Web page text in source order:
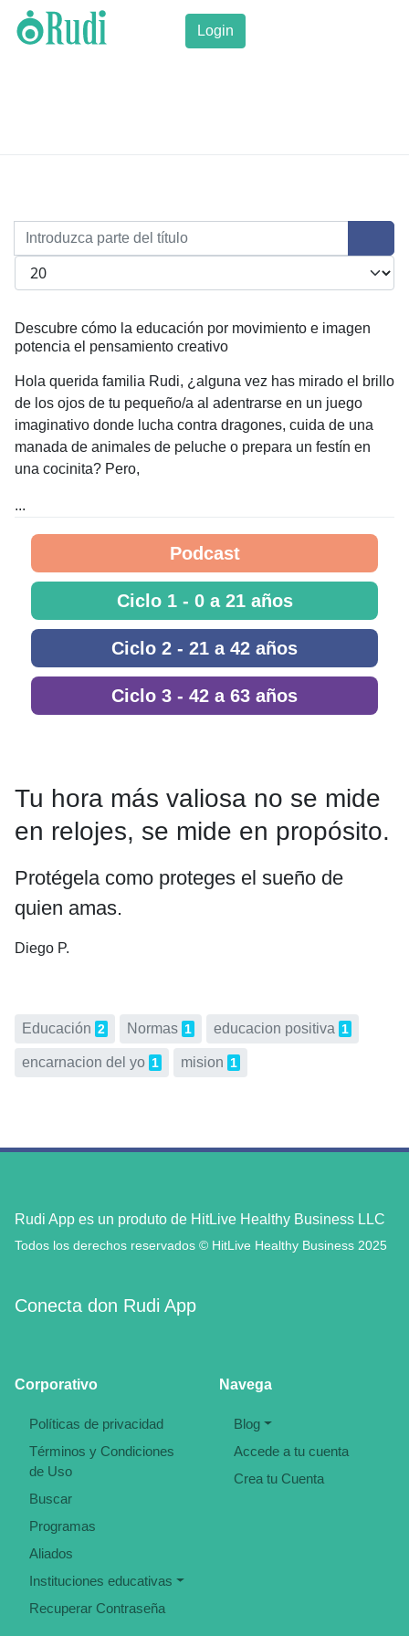
Login
Introduzca parte del título
Cantidad a mostrar
Descubre cómo la educación por movimiento e imagen
potencia el pensamiento creativo
Hola querida familia Rudi, ¿alguna vez has mirado el brillo
de los ojos de tu pequeño/a al adentrarse en un juego
imaginativo donde lucha contra dragones, cuida de una
manada de animales de peluche o prepara un festín en
una cocinita? Pero,
...
Podcast
Ciclo 1 - 0 a 21 años
Ciclo 2 - 21 a 42 años
Ciclo 3 - 42 a 63 años
Tu hora más valiosa no se mide
en relojes, se mide en propósito.
Protégela como proteges el sueño de
quien amas.
Diego P.
Educación 2 Normas 1 educacion positiva 1
encarnacion del yo 1 mision 1
Rudi App es un produto de HitLive Healthy Business LLC
Todos los derechos reservados © HitLive Healthy Business 2025
Conecta don Rudi App
Corporativo
Políticas de privacidad
Términos y Condiciones
de Uso
Buscar
Programas
Aliados
Instituciones educativas
Recuperar Contraseña
Navega
Blog
Accede a tu cuenta
Crea tu Cuenta